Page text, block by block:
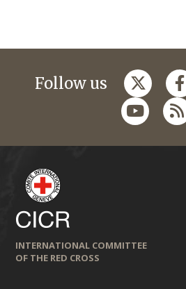
Follow us
INTERNATIONAL COMMITTEE
OF THE RED CROSS